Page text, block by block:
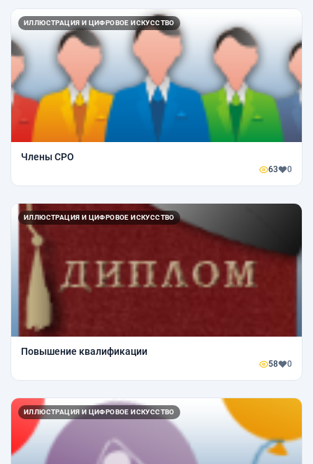
ИЛЛЮСТРАЦИЯ И ЦИФРОВОЕ ИСКУССТВО
Члены СРО
63 0
ИЛЛЮСТРАЦИЯ И ЦИФРОВОЕ ИСКУССТВО
Повышение квалификации
58 0
ИЛЛЮСТРАЦИЯ И ЦИФРОВОЕ ИСКУССТВО